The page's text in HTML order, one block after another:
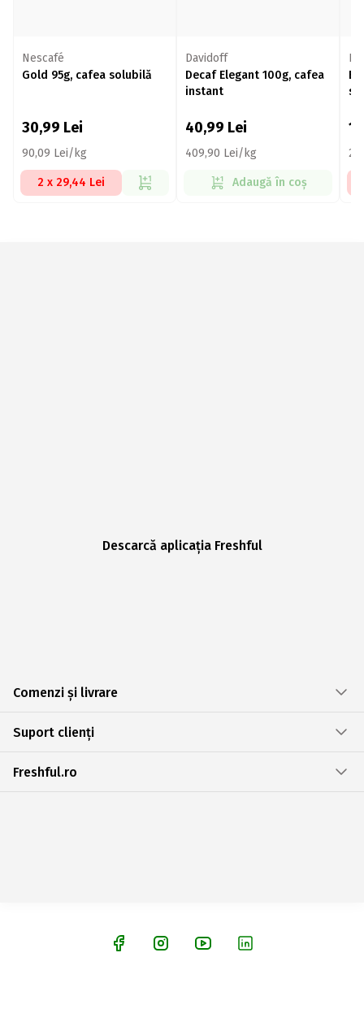
Nescafé
Gold 95g, cafea solubilă
30,99 Lei
90,09 Lei/kg
2 x 29,44 Lei
Davidoff
Decaf Elegant 100g, cafea
instant
40,99 Lei
409,90 Lei/kg
Adaugă în coș
Descarcă aplicația Freshful
Comenzi și livrare
Suport clienți
Freshful.ro